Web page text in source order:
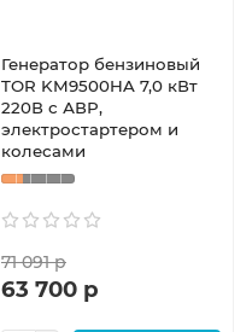
Генератор бензиновый
TOR KM9500HA 7,0 кВт
220В с АВР,
электростартером и
колесами
71 091 р
63 700 р